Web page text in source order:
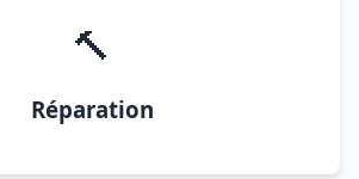
🔨
Réparation